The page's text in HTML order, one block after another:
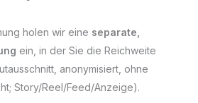
holen wir eine separate,
ein, in der Sie die Reichweite
anonymisiert, ohne
Story/Reel/Feed/Anzeige).